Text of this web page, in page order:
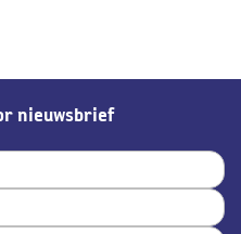
nieuwsbrief